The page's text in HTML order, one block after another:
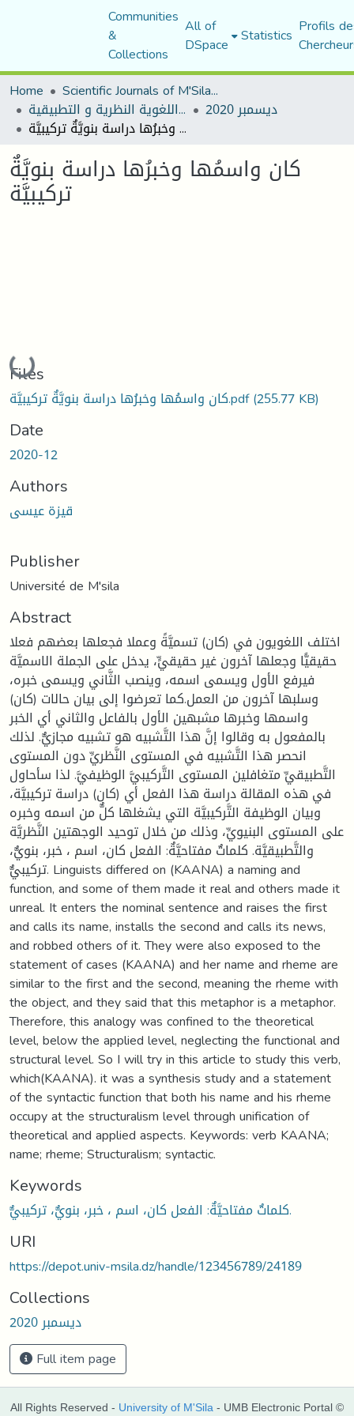
Communities
&
Collections
All of
DSpace Statistics Profils
Home
Scientific Journals of M'Sila University
مجلة المقرى للدراسات اللغوية النظرية و التطبيقية ديسمبر 2020
كان واسمُها وخبرُها دراسة بنويَّةٌ تركيبيَّة
كان واسمُها وخبرُها دراسة بنويَّةٌ
تركيبيَّة
Loading...
Files
كان واسمُها وخبرُها دراسة بنويَّةٌ تركيبيَّة.pdf(255.77 KB)
Date
2020-12
Authors
قيزة عيسى
Publisher
Université de M'sila
Abstract
اختلف اللغويون في (كان) تسميَّةً وعملا فجعلها بعضهم فعلا
حقيقيًّا وجعلها آخرون غير حقيقيٍّ، يدخل على الجملة الاسميَّة
فيرفع الأول ويسمى اسمه، وينصب الثَّاني ويسمى خبره،
وسلبها آخرون من العمل.كما تعرضوا إلى بيان حالات (كان)
واسمها وخبرها مشبهين الأول بالفاعل والثاني أي الخبر
بالمفعول به وقالوا إنَّ هذا التَّشبيه هو تشبيه مجازيٌّ. لذلك
انحصر هذا التَّشبيه في المستوى النَّظريِّ دون المستوى
التَّطبيقيِّ متغافلين المستوى التَّركيبيَّ الوظيفيَّ. لذا سأحاول
في هذه المقالة دراسة هذا الفعل أي (كان) دراسة تركيبيَّة،
وبيان الوظيفة التَّركيبيَّة التي يشغلها كلٌّ من اسمه وخبره
على المستوى البنيويِّ، وذلك من خلال توحيد الوجهتين النَّظريَّة
والتَّطبيقيَّة. كلماتٌ مفتاحيَّةٌ: الفعل كان، اسم ، خبر، بنويٌّ،
تركيبيٌّ. Linguists differed on (KAANA) a naming and
function, and some of them made it real and others made it
unreal. It enters the nominal sentence and raises the first
and calls its name, installs the second and calls its news,
and robbed others of it. They were also exposed to the
statement of cases (KAANA) and her name and rheme are
similar to the first and the second, meaning the rheme with
the object, and they said that this metaphor is a metaphor.
Therefore, this analogy was confined to the theoretical
level, below the applied level, neglecting the functional and
structural level. So I will try in this article to study this verb,
which(KAANA). it was a synthesis study and a statement
of the syntactic function that both his name and his rheme
occupy at the structuralism level through unification of
theoretical and applied aspects. Keywords: verb KAANA;
name; rheme; Structuralism; syntactic.
Keywords
كلماتٌ مفتاحيَّةٌ: الفعل كان، اسم ، خبر، بنويٌّ، تركيبيٌّ.
URI
https://depot.univ-msila.dz/handle/123456789/24189
Collections
ديسمبر 2020
Full item page
All Rights Reserved - University of M'Sila - UMB Electronic Portal ©